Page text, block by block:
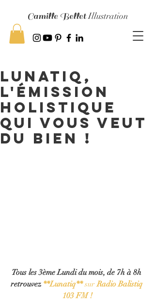
Camille BelletIllustration
Lunatiq,
l'émission
Holistique
qui vous veut
du bien !
Tous les 3ème Lundi du mois, de 7h à 8h
retrouvez **Lunatiq** sur Radio Balistiq
103 FM !